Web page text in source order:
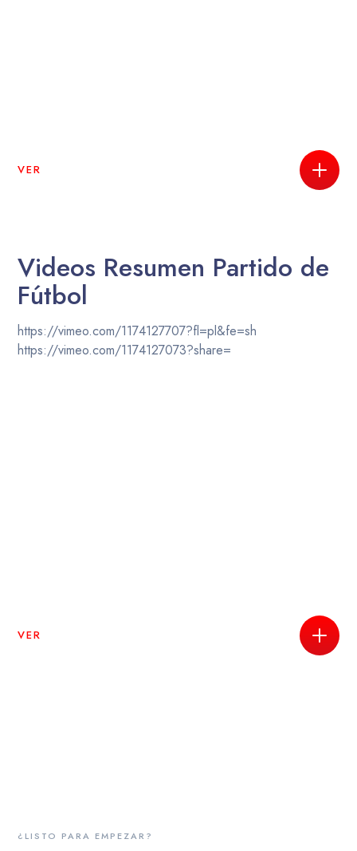
VER
Videos Resumen Partido de
Fútbol
https://vimeo.com/1174127707?fl=pl&fe=sh
https://vimeo.com/1174127073?share=
VER
¿LISTO PARA EMPEZAR?